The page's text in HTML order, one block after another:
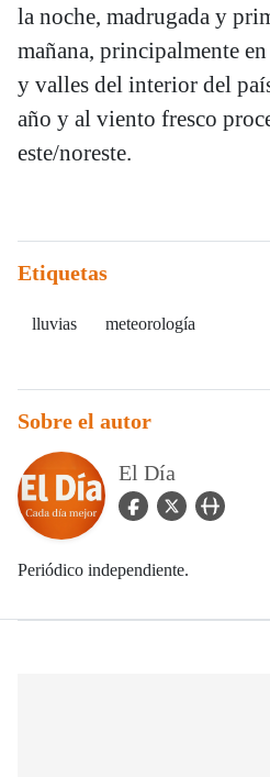
la noche, madrugada y
mañana, principalmente
y valles del interior del
año y al viento fresco
este/noreste.
Etiquetas
lluvias meteorología
Sobre el autor
El Día
facebook Icon
twitter Icon
user_url
Periódico independiente.